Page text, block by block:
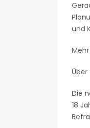
und
Die
18